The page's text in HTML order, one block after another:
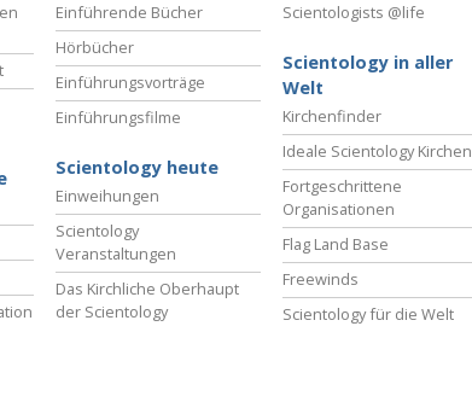
Einführende Bücher
Hörbücher
Einführungsvorträge
Einführungsfilme
Scientology heute
Einweihungen
Scientology
Veranstaltungen
Das Kirchliche Oberhaupt
der Scientology
Scientologists @life
Scientology in aller
Welt
Kirchenfinder
Ideale Scientology Kirchen
Fortgeschrittene
Organisationen
Flag Land Base
Freewinds
Scientology für die Welt